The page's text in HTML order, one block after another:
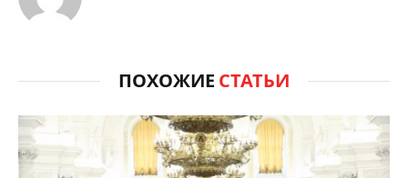
ПОХОЖИЕ СТАТЬИ